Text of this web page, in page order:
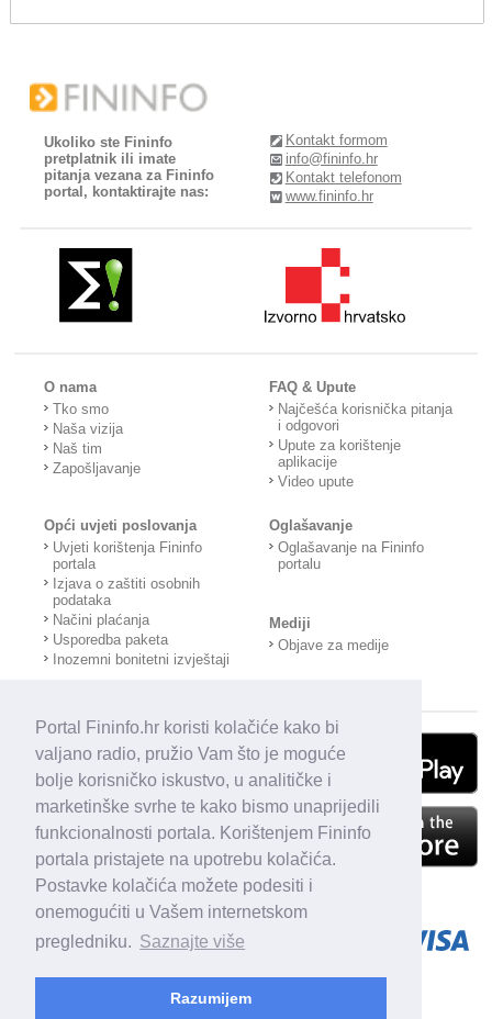
Portal Fininfo.hr koristi kolačiće kako bi
valjano radio, pružio Vam što je moguće
bolje korisničko iskustvo, u analitičke i
marketinške svrhe te kako bismo unaprijedili
funkcionalnosti portala. Korištenjem Fininfo
portala pristajete na upotrebu kolačića.
Postavke kolačića možete podesiti i
onemogućiti u Vašem internetskom
pregledniku. Saznajte više
Razumijem
Ukoliko ste Fininfo
pretplatnik ili imate
pitanja vezana za Fininfo
portal, kontaktirajte nas:
Kontakt formom
info@fininfo.hr
Kontakt telefonom
www.fininfo.hr
O nama
Tko smo
Naša vizija
Naš tim
Zapošljavanje
FAQ & Upute
Najčešća korisnička pitanja
i odgovori
Upute za korištenje
aplikacije
Video upute
Opći uvjeti poslovanja
Uvjeti korištenja Fininfo
portala
Izjava o zaštiti osobnih
podataka
Načini plaćanja
Usporedba paketa
Inozemni bonitetni izvještaji
Oglašavanje
Oglašavanje na Fininfo
portalu
Mediji
Objave za medije